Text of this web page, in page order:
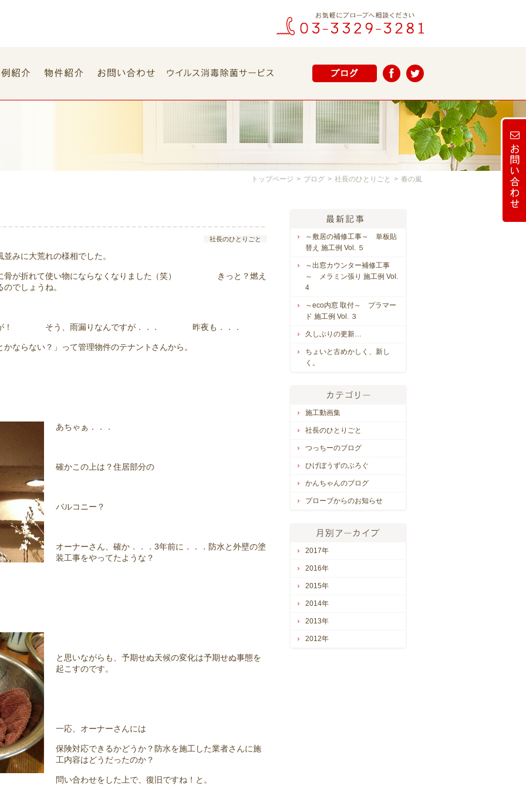
トップページ > ブログ > 社長のひとりごと > 春の嵐
社長のひとりごと
みに大荒れの様相でした。
に骨が折れて使い物にならなくなりました（笑） きっと？燃え
でしょうね。
のが！ そう、雨漏りなんですが．．． 昨夜も．．．
ならない？」って管理物件のテナントさんから。
あちゃぁ．．．
確かこの上は？住居部分の
バルコニー？
オーナーさん、確か．．．3年前に．．．防水と外壁の塗
装工事をやってたような？
と思いながらも、予期せぬ天候の変化は予期せぬ事態を
起こすのです。
一応、オーナーさんには
保険対応できるかどうか？防水を施工した業者さんに施
工内容はどうだったのか？
問い合わせをした上で、復旧ですね！と。
～敷居の補修工事～ 単板貼
替え 施工例 Vol. ５
～出窓カウンター補修工事
～ メラミン張り 施工例 Vol.
4
～eco内窓 取付～ プラマー
ド 施工例 Vol. ３
久しぶりの更新…
ちょいと古めかしく、新し
く。
施工動画集
社長のひとりごと
つっちーのブログ
ひげぼうずのぶろぐ
かんちゃんのブログ
プローブからのお知らせ
2017年
2016年
2015年
2014年
2013年
2012年